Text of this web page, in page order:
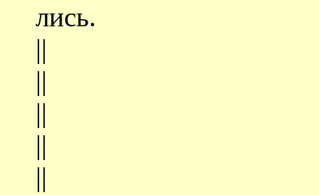
лись.
||
||
||
||
||